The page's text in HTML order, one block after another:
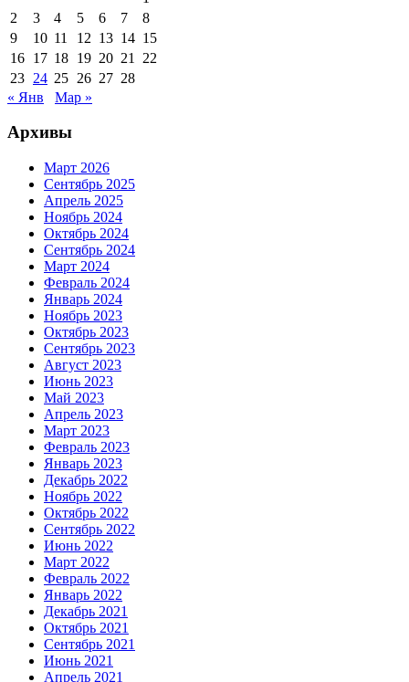
2
3 4 5 6 7
8
9
10 11 12 13 14 15
16 17 18 19 20 21
22
23 24 25 26 27 28
« Янв
Мар »
Архивы
Март 2026
Сентябрь 2025
Апрель 2025
Ноябрь 2024
Октябрь 2024
Сентябрь 2024
Март 2024
Февраль 2024
Январь 2024
Ноябрь 2023
Октябрь 2023
Сентябрь 2023
Август 2023
Июнь 2023
Май 2023
Апрель 2023
Март 2023
Февраль 2023
Январь 2023
Декабрь 2022
Ноябрь 2022
Октябрь 2022
Сентябрь 2022
Июнь 2022
Март 2022
Февраль 2022
Январь 2022
Декабрь 2021
Октябрь 2021
Сентябрь 2021
Июнь 2021
Апрель 2021